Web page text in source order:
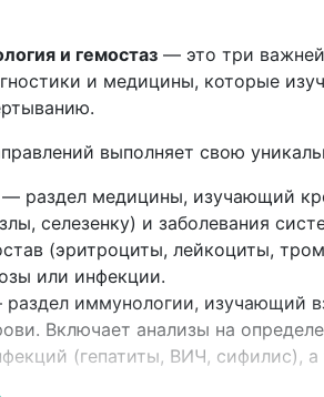
и гемостаз — это три
и медицины, которые
выполняет свою
— раздел медицины, изучающий
селезенку) и заболевания
(эритроциты, лейкоциты,
или инфекции.
иммунологии, изучающий
Включает анализы на
(гепатиты, ВИЧ, сифилис),